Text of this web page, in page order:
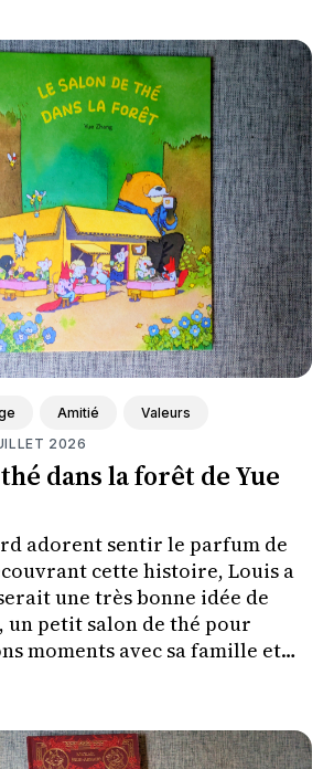
Amitié Valeurs
2026
dans la forêt de Yue
adorent sentir le parfum de
cette histoire, Louis a
une très bonne idée de
un petit salon de thé pour
moments avec sa famille et